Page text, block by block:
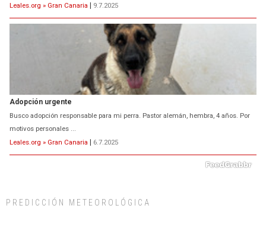
Leales.org » Gran Canaria | 9.7.2025
Adopción urgente
Busco adopción responsable para mi perra. Pastor alemán, hembra, 4 años. Por
motivos personales ...
Leales.org » Gran Canaria | 6.7.2025
PREDICCIÓN METEOROLÓGICA